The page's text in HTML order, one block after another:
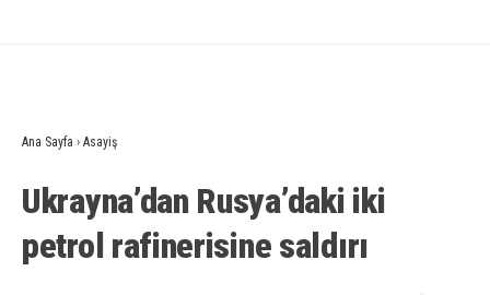
Ana Sayfa › Asayiş
Ukrayna’dan Rusya’daki iki
petrol rafinerisine saldırı